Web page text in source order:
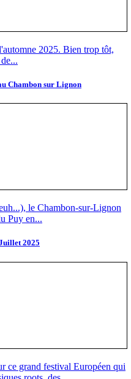
2025. Bien trop tôt,
Chambon sur Lignon
le Chambon-sur-Lignon
Puy en...
2025
ce grand festival Européen qui